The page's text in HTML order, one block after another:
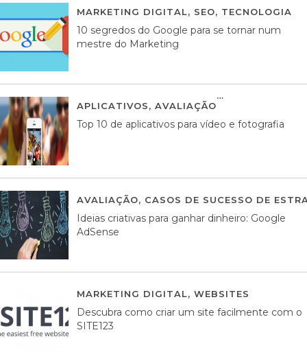
MARKETING DIGITAL, SEO, TECNOLOGIA
10 segredos do Google para se tornar num
mestre do Marketing
APLICATIVOS, AVALIAÇÃO
Top 10 de aplicativos para vídeo e fotografia
AVALIAÇÃO, CASOS DE SUCESSO DE
Ideias criativas para ganhar dinheiro: Google
AdSense
MARKETING DIGITAL, WEBSITES
Descubra como criar um site facilmente com o
SITE123